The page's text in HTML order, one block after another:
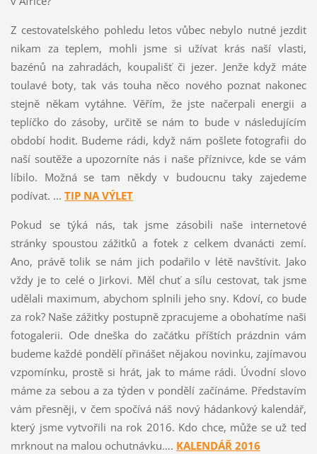
Z cestovatelského pohledu letos vůbec nebylo nutné jezdit
nikam za teplem, mohli jsme si užívat krás naší vlasti,
bazénů na zahradách, koupališť či jezer. Jenže když máte
toulavé boty, tak vás touha něco nového poznat nakonec
stejně někam vytáhne. Věřím, že jste načerpali energii a
teplíčko do zásoby, určitě se nám to bude v následujícím
období hodit. Budeme rádi, když nám pošlete fotografii do
naší soutěže a upozorníte nás i naše příznivce, kde se vám
líbilo. Možná se tam někdy v budoucnu taky zajedeme
podívat. ... TIP NA VÝLET
Pokud se týká nás, tak jsme zásobili naše internetové
stránky spoustou zážitků a fotek z celkem dvanácti zemí.
Ano, právě tolik se nám jich podařilo v létě navštívit. Jako
vždy je to celé o Jirkovi. Měl chuť a sílu cestovat, tak jsme
udělali maximum, abychom splnili jeho sny. Kdoví, co bude
za rok? Naše zážitky postupně zpracujeme a obohatíme naši
fotogalerii. Ode dneška do začátku příštích prázdnin vám
budeme každé pondělí přinášet nějakou novinku, zajímavou
vzpomínku, prostě si hrát, jak to máme rádi. Úvodní slovo
máme za sebou a za týden v pondělí začínáme. Představím
vám přesněji, v čem spočívá náš nový hádankový kalendář,
který jsme vytvořili na rok 2016. Kdo chce, může se už teď
mrknout na malou ochutnávku…. KALENDÁŘ 2016